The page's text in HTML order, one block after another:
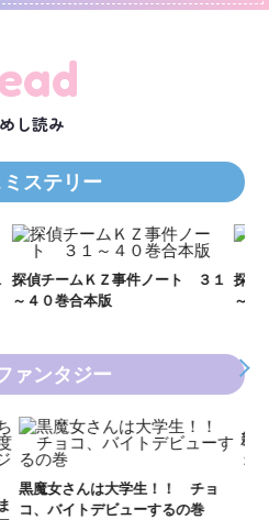
し読み
ステリー
探偵チームＫＺ事件ノート １１
～２０巻合本版
ァンタジー
新 妖界ナビ・ルナ１～１１ 全
１１巻合本版